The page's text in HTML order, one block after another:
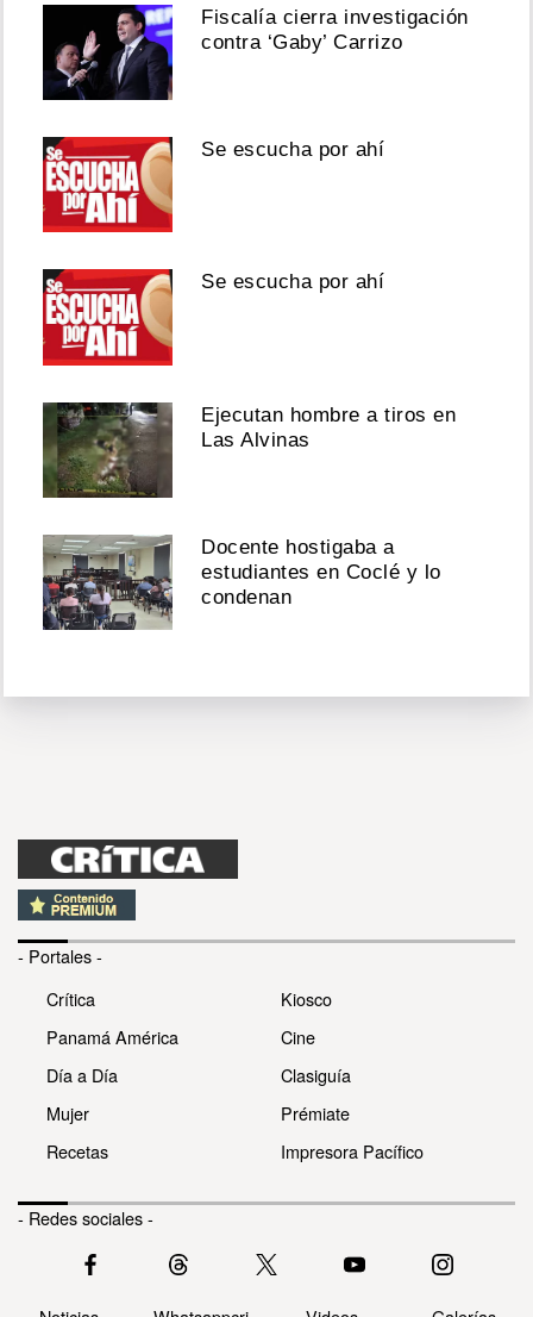
Fiscalía cierra investigación
contra ‘Gaby’ Carrizo
Se escucha por ahí
Se escucha por ahí
Ejecutan hombre a tiros en
Las Alvinas
Docente hostigaba a
estudiantes en Coclé y lo
condenan
- Portales -
Crítica
Panamá América
Día a Día
Mujer
Recetas
Kiosco
Cine
Clasiguía
Prémiate
Impresora Pacífico
- Redes sociales -